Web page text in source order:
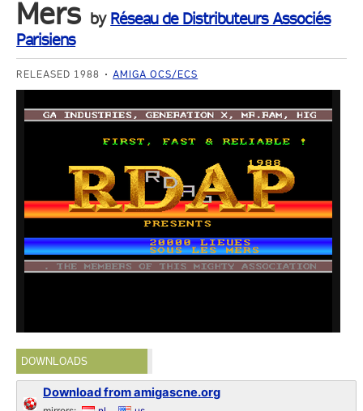
Mers by Réseau de Distributeurs Associés
Parisiens
RELEASED 1988 AMIGA OCS/ECS
DOWNLOADS
Download from amigascne.org